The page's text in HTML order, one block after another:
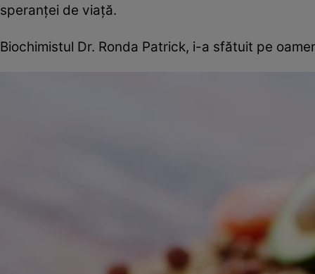
speranței de viață.
Biochimistul Dr. Ronda Patrick, i-a sfătuit pe